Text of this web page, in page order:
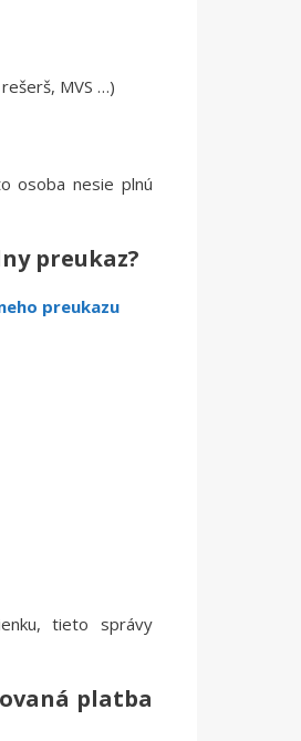
MVS …)
osoba nesie plnú
preukaz?
preukazu
tieto správy
platba